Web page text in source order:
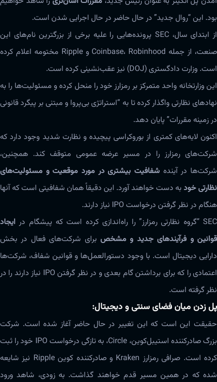
بود. این “روال جدید” در حال حاضر در حال اجرایی شدن است.
از ابتدای سال، SEC پرونده‌هایی را علیه برخی از بزرگترین نام‌های این
صنعت، از جمله Coinbase، Robinhood و Ripple مختومه اعلام کرده
است. وزارت دادگستری (DOJ) نیز عقب‌نشینی کرده است.
این وزارتخانه واحد متمرکز بر رمزارز خود را منحل کرده و مسئولیت‌ها را به
نهادهای نظارتی واگذار کرده تا به “استراتژی بی‌پروا و مبتنی بر پیگرد قانونی
در زمینه مقررات” پایان دهد.
اکنون لایه‌های کمتری از بوروکراسی پیچیده و نظارت شدید وجود دارد که
شرکت‌های رمزارز را در مسیر عرضه عمومی متوقف کند. همچنین،
شرکت‌ها در آینده شفافیت بیشتری در مورد موقعیت و مسئولیت‌های
نظارتی خود به دست خواهند آورد. این دقیقاً همان شفافیتی است که آنها
هنگام در نظر گرفتن درخواست IPO نیاز دارند.
SEC “گروه نظارتی رمزارز” را راه‌اندازی کرده است که پیشگام در
ایجاد
قوانین و فرآیندهای جدید و مشخص برای شرکت‌های فعال در بخش
دارایی دیجیتال است. با وجود دستورالعمل‌ها و قوانین شفاف، شرکت‌ها
اعتمادی را که برای برداشتن گام بعدی و در نظر گرفتن IPO نیاز دارند را در
نظر گرفته است.
پل زدن میان فضای سنتی و دیجیتال:
حقیقت این است که این تغییر در حال حاضر آغاز شده است. شرکت
بزرگ صادرکننده استیبل‌کوین، Circle، به تازگی درخواست IPO خود را ثبت
کرده است. صرافی رمزارز Kraken و صادرکننده کوین Ripple نیز شایعه
شده که در همین مسیر قدم خواهند گذاشت. به زودی، شاهد ورود